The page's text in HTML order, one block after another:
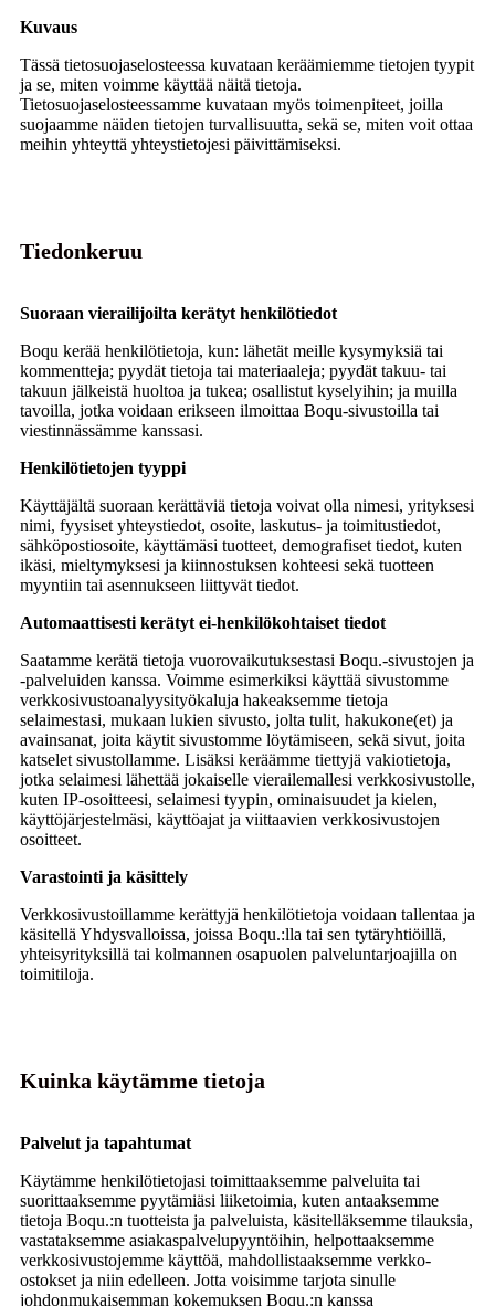
Kuvaus
Tässä tietosuojaselosteessa kuvataan keräämiemme tietojen tyypit
ja se, miten voimme käyttää näitä tietoja.
Tietosuojaselosteessamme kuvataan myös toimenpiteet, joilla
suojaamme näiden tietojen turvallisuutta, sekä se, miten voit ottaa
meihin yhteyttä yhteystietojesi päivittämiseksi.
Tiedonkeruu
Suoraan vierailijoilta kerätyt henkilötiedot
Boqu kerää henkilötietoja, kun: lähetät meille kysymyksiä tai
kommentteja; pyydät tietoja tai materiaaleja; pyydät takuu- tai
takuun jälkeistä huoltoa ja tukea; osallistut kyselyihin; ja muilla
tavoilla, jotka voidaan erikseen ilmoittaa Boqu-sivustoilla tai
viestinnässämme kanssasi.
Henkilötietojen tyyppi
Käyttäjältä suoraan kerättäviä tietoja voivat olla nimesi, yrityksesi
nimi, fyysiset yhteystiedot, osoite, laskutus- ja toimitustiedot,
sähköpostiosoite, käyttämäsi tuotteet, demografiset tiedot, kuten
ikäsi, mieltymyksesi ja kiinnostuksen kohteesi sekä tuotteen
myyntiin tai asennukseen liittyvät tiedot.
Automaattisesti kerätyt ei-henkilökohtaiset tiedot
Saatamme kerätä tietoja vuorovaikutuksestasi Boqu.-sivustojen ja
-palveluiden kanssa. Voimme esimerkiksi käyttää sivustomme
verkkosivustoanalyysityökaluja hakeaksemme tietoja
selaimestasi, mukaan lukien sivusto, jolta tulit, hakukone(et) ja
avainsanat, joita käytit sivustomme löytämiseen, sekä sivut, joita
katselet sivustollamme. Lisäksi keräämme tiettyjä vakiotietoja,
jotka selaimesi lähettää jokaiselle vierailemallesi verkkosivustolle,
kuten IP-osoitteesi, selaimesi tyypin, ominaisuudet ja kielen,
käyttöjärjestelmäsi, käyttöajat ja viittaavien verkkosivustojen
osoitteet.
Varastointi ja käsittely
Verkkosivustoillamme kerättyjä henkilötietoja voidaan tallentaa ja
käsitellä Yhdysvalloissa, joissa Boqu.:lla tai sen tytäryhtiöillä,
yhteisyrityksillä tai kolmannen osapuolen palveluntarjoajilla on
toimitiloja.
Kuinka käytämme tietoja
Palvelut ja tapahtumat
Käytämme henkilötietojasi toimittaaksemme palveluita tai
suorittaaksemme pyytämiäsi liiketoimia, kuten antaaksemme
tietoja Boqu.:n tuotteista ja palveluista, käsitelläksemme tilauksia,
vastataksemme asiakaspalvelupyyntöihin, helpottaaksemme
verkkosivustojemme käyttöä, mahdollistaaksemme verkko-
ostokset ja niin edelleen. Jotta voisimme tarjota sinulle
johdonmukaisemman kokemuksen Boqu.:n kanssa